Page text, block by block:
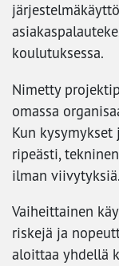
koulutuksessa.
Nimetty
omassa
Kun
ripeästi,
ilman viivytyksiä.
Vaiheittainen
riskejä ja
aloittaa yhdellä